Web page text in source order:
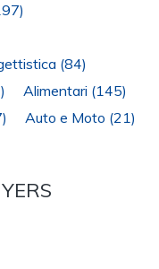
(84)
Alimentari (145)
Auto e Moto (21)